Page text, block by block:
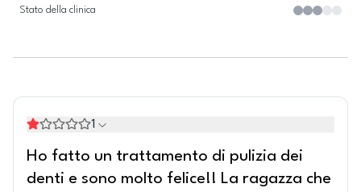
Stato della clinica
1
Ho fatto un trattamento di pulizia dei
denti e sono molto felice!! La ragazza che